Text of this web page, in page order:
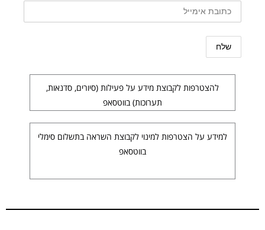
להצטרפות לקבוצת מידע על פעילות (סיורים, סדנאות,
תערוכות) בווטסאפ
למידע על הצטרפות למינוי לקבוצת השראה בתשלום סימלי
בווטסאפ